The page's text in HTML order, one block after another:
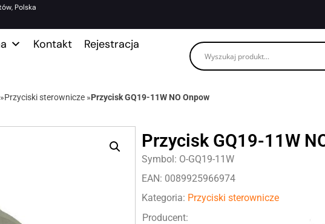
Polska
Kontakt
Rejestracja
»Przyciski sterownicze »Przycisk GQ19-11W NO Onpow
Przycisk GQ19-11W
Symbol: O-GQ19-11W
EAN: 0089925966974
Kategoria: Przyciski sterownicze
Producent: